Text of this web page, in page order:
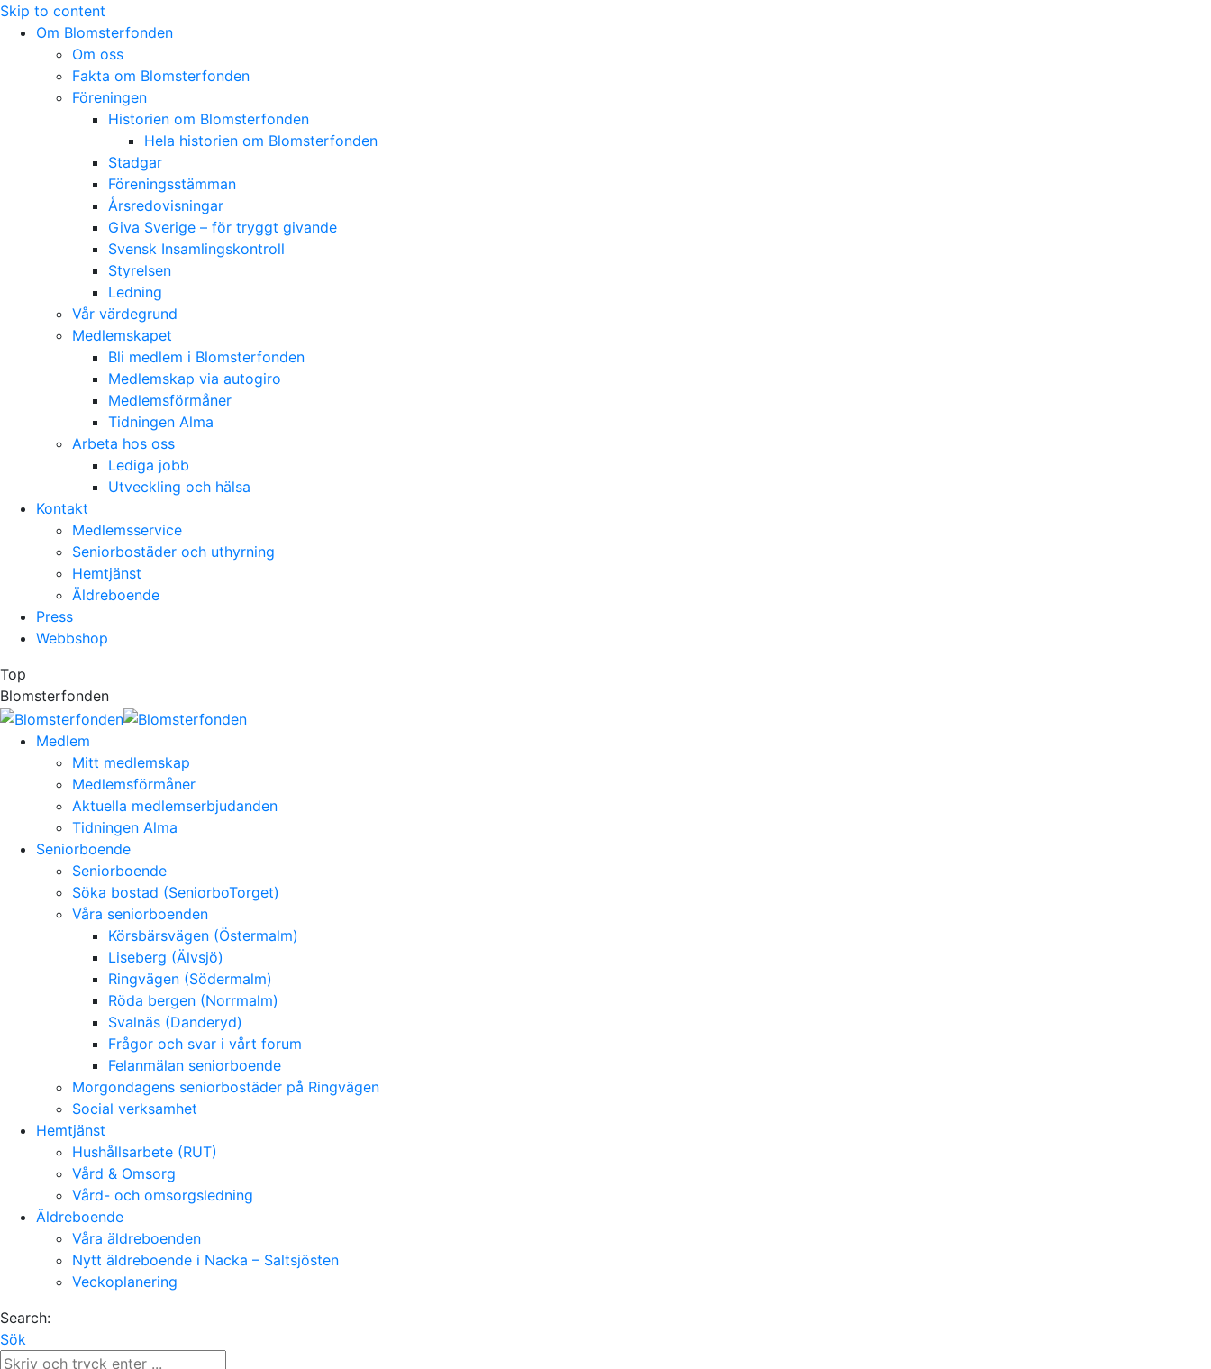
Skip to content
Om Blomsterfonden
Om oss
Fakta om Blomsterfonden
Föreningen
Historien om Blomsterfonden
Hela historien om Blomsterfonden
Stadgar
Föreningsstämman
Årsredovisningar
Giva Sverige – för tryggt givande
Svensk Insamlingskontroll
Styrelsen
Ledning
Vår värdegrund
Medlemskapet
Bli medlem i Blomsterfonden
Medlemskap via autogiro
Medlemsförmåner
Tidningen Alma
Arbeta hos oss
Lediga jobb
Utveckling och hälsa
Kontakt
Medlemsservice
Seniorbostäder och uthyrning
Hemtjänst
Äldreboende
Press
Webbshop
Top
Blomsterfonden
Medlem
Mitt medlemskap
Medlemsförmåner
Aktuella medlemserbjudanden
Tidningen Alma
Seniorboende
Seniorboende
Söka bostad (SeniorboTorget)
Våra seniorboenden
Körsbärsvägen (Östermalm)
Liseberg (Älvsjö)
Ringvägen (Södermalm)
Röda bergen (Norrmalm)
Svalnäs (Danderyd)
Frågor och svar i vårt forum
Felanmälan seniorboende
Morgondagens seniorbostäder på Ringvägen
Social verksamhet
Hemtjänst
Hushållsarbete (RUT)
Vård & Omsorg
Vård- och omsorgsledning
Äldreboende
Våra äldreboenden
Nytt äldreboende i Nacka – Saltsjösten
Veckoplanering
Search:
Sök